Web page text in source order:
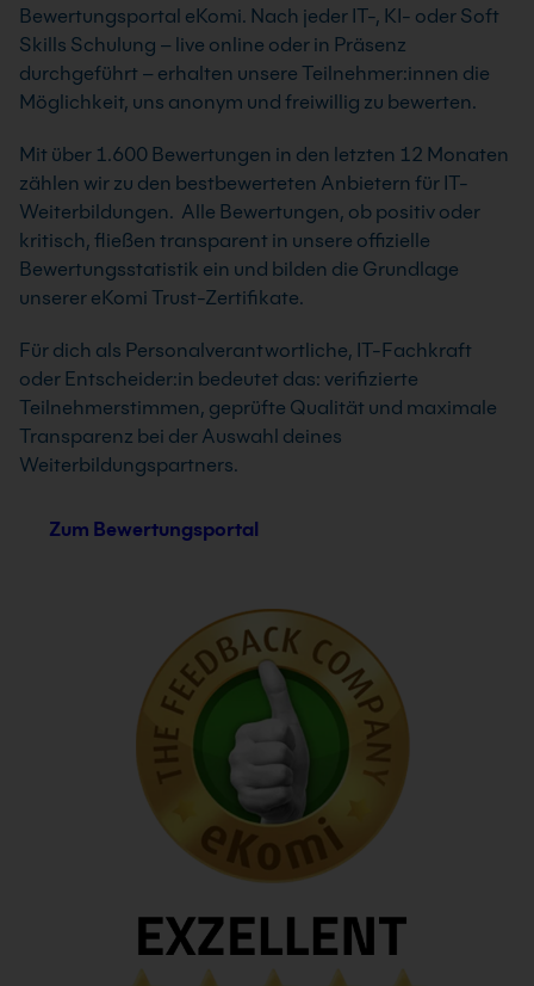
Bewertungsportal eKomi. Nach jeder IT-, KI- oder Soft
Skills Schulung – live online oder in Präsenz
durchgeführt – erhalten unsere Teilnehmer:innen die
Möglichkeit, uns anonym und freiwillig zu bewerten.
Mit über 1.600 Bewertungen in den letzten 12 Monaten
zählen wir zu den bestbewerteten Anbietern für IT-
Weiterbildungen. Alle Bewertungen, ob positiv oder
kritisch, fließen transparent in unsere offizielle
Bewertungsstatistik ein und bilden die Grundlage
unserer eKomi Trust-Zertifikate.
Für dich als Personalverantwortliche, IT-Fachkraft
oder Entscheider:in bedeutet das: verifizierte
Teilnehmerstimmen, geprüfte Qualität und maximale
Transparenz bei der Auswahl deines
Weiterbildungspartners.
Zum Bewertungsportal